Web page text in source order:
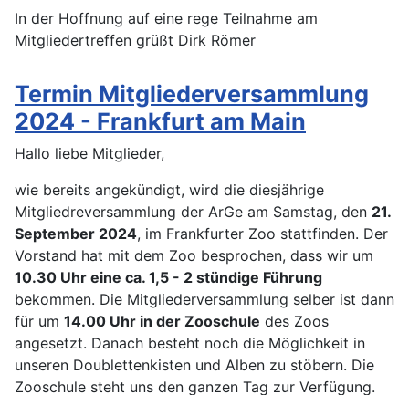
In der Hoffnung auf eine rege Teilnahme am
Mitgliedertreffen grüßt Dirk Römer
Termin Mitgliederversammlung
2024 - Frankfurt am Main
Hallo liebe Mitglieder,
wie bereits angekündigt, wird die diesjährige
Mitgliedreversammlung der ArGe am Samstag, den 21.
September 2024, im Frankfurter Zoo stattfinden. Der
Vorstand hat mit dem Zoo besprochen, dass wir um
10.30 Uhr eine ca. 1,5 - 2 stündige Führung
bekommen. Die Mitgliederversammlung selber ist dann
für um 14.00 Uhr in der Zooschule des Zoos
angesetzt. Danach besteht noch die Möglichkeit in
unseren Doublettenkisten und Alben zu stöbern. Die
Zooschule steht uns den ganzen Tag zur Verfügung.